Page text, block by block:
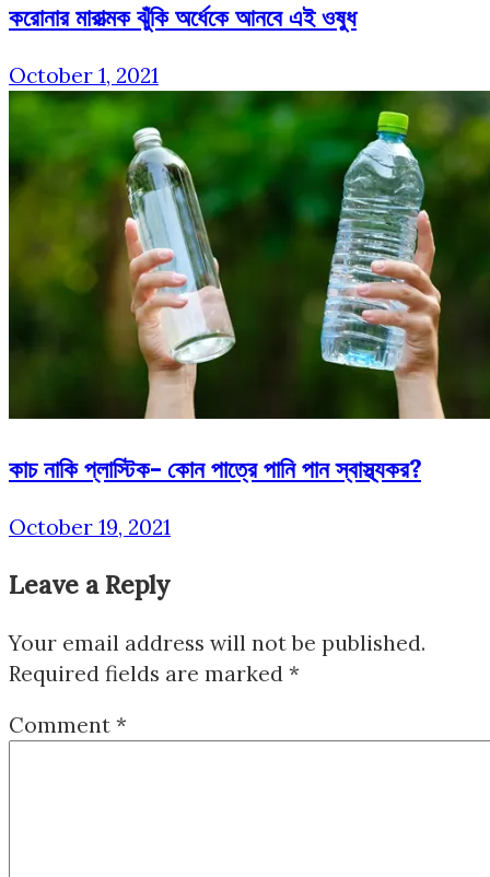
করোনার মারাত্মক ঝুঁকি অর্ধেকে আনবে এই ওষুধ
October 1, 2021
কাচ নাকি প্লাস্টিক- কোন পাত্রে পানি পান স্বাস্থ্যকর?
October 19, 2021
Leave a Reply
Your email address will not be published.
Required fields are marked *
Comment *